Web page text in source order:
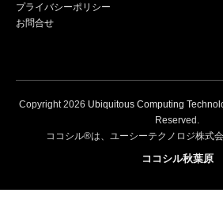
プライバシーポリシー
お問合せ
Copyright2026 Ubiquitous Computing
Reserved.
ココシル®は、ユーシーテクノロジ株式
ココシル秋葉原